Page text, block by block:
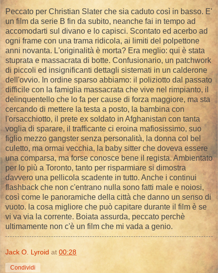
Peccato per Christian Slater che sia caduto così in basso. E'
un film da serie B fin da subito, neanche fai in tempo ad
accomodarti sul divano e lo capisci. Scontato ed acerbo ad
ogni frame con una trama ridicola, ai limiti del polpettone
anni novanta. L'originalità è morta? Era meglio: qui è stata
stuprata e massacrata di botte. Confusionario, un patchwork
di piccoli ed insignificanti dettagli sistemati in un calderone
dell'ovvio. In ordine sparso abbiamo: il poliziotto dal passato
difficile con la famiglia massacrata che vive nel rimpianto, il
delinquentello che lo fa per cause di forza maggiore, ma sta
cercando di mettere la testa a posto, la bambina con
l'orsacchiotto, il prete ex soldato in Afghanistan con tanta
voglia di sparare, il trafficante ci eroina mafiosissimo, suo
figlio mezzo gangster senza personalità, la donna col bel
culetto, ma ormai vecchia, la baby sitter che doveva essere
una comparsa, ma forse conosce bene il regista. Ambientato
per lo più a Toronto, tanto per risparmiare si dimostra
davvero una pellicola scadente in tutto. Anche i continui
flashback che non c'entrano nulla sono fatti male e noiosi,
così come le panoramiche della città che danno un senso di
vuoto. la cosa migliore che può capitare durante il film è se
vi va via la corrente. Boiata assurda, peccato perchè
ultimamente non c'è un film che mi vada a genio.
Jack O. Lyroid at 00:28
Condividi